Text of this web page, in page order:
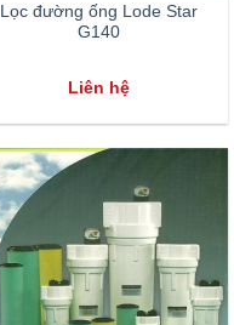
Lọc đường ống Lode Star
G140
Liên hệ